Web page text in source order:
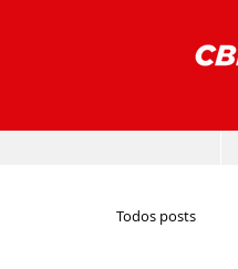
Todos posts